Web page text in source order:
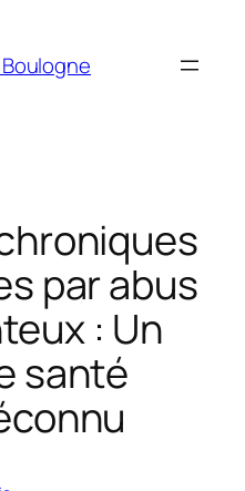
par abus
: Un
santé